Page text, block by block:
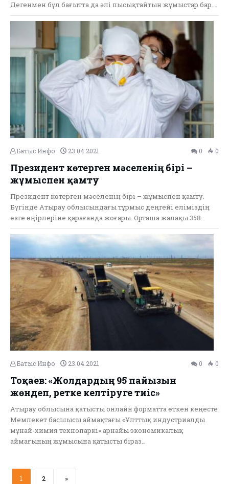
Дегенмен бұл бағытта да әлі пысықтайтын жұмыстар бар.…
Батыс Инфо 23.04.2021 0 0
Президент көтерген мәселенің бірі –
жұмыспен қамту
Президент көтерген мәселенің бірі – жұмыспен қамту.
Бүгінде Атырау облысындағы тұрмыс деңгейі еліміздің
өзге өңірлеріне қарағанда жоғары. Орташа жалақы 358…
Батыс Инфо 23.04.2021 0 0
Тоқаев: «Жолдардың 95 пайызын
жөндеп, ретке келтіруге тиіс»
Атырау облысына қатысты онлайн форматта өткен кеңесте
Мемлекет басшысы аймақтағы «Ұлттық индустриалды
мұнай-химия технопаркі» арнайы экономикалық
аймағының жұмысына қатысты біраз…
1 2 »